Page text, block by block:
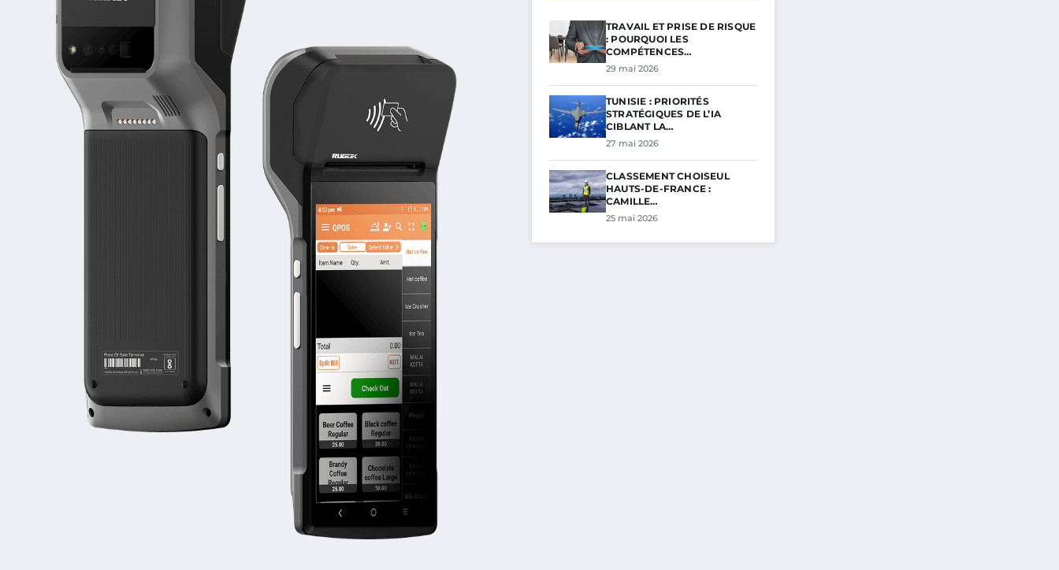
TRAVAIL ET PRISE DE RISQUE
: POURQUOI LES
COMPÉTENCES…
29 mai 2026
TUNISIE : PRIORITÉS
STRATÉGIQUES DE L’IA
CIBLANT LA…
27 mai 2026
CLASSEMENT CHOISEUL
HAUTS-DE-FRANCE :
CAMILLE…
25 mai 2026